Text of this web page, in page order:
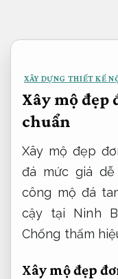
nội
XÂY DỰNG THIẾT KẾ
Xây mộ
chuẩn
Xây mộ đẹp
đá mức giá
công mộ đá
cậy tại Ninh
Chống thấm
Xây mộ đẹp